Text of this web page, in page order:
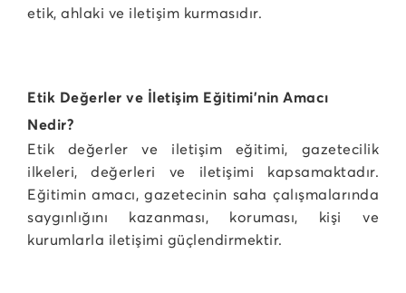
etik, ahlaki ve iletişim kurmasıdır.
Etik Değerler ve İletişim Eğitimi’nin Amacı
Nedir?
Etik değerler ve iletişim eğitimi, gazetecilik
ilkeleri, değerleri ve iletişimi kapsamaktadır.
Eğitimin amacı, gazetecinin saha çalışmalarında
saygınlığını kazanması, koruması, kişi ve
kurumlarla iletişimi güçlendirmektir.